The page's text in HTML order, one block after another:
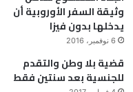
وثيقة السفر الأوروبية أن
يدخلها بدون فيزا
6 نوفمبر، 2016
قضية بلا وطن والتقدم
للجنسية بعد سنتين فقط